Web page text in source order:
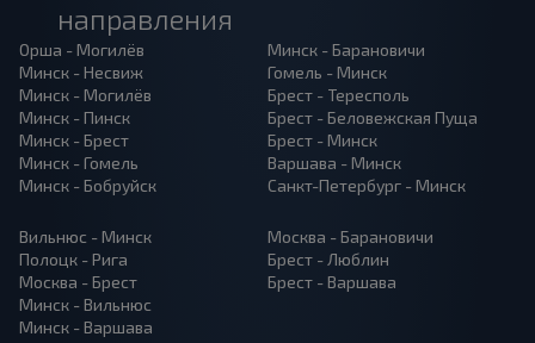
направления
Орша - Могилёв
Минск - Несвиж
Минск - Могилёв
Минск - Пинск
Минск - Брест
Минск - Гомель
Минск - Бобруйск
Минск - Барановичи
Гомель - Минск
Брест - Тересполь
Брест - Беловежская Пуща
Брест - Минск
Варшава - Минск
Санкт-Петербург - Минск
Вильнюс - Минск
Полоцк - Рига
Москва - Брест
Минск - Вильнюс
Минск - Варшава
Москва - Барановичи
Брест - Люблин
Брест - Варшава